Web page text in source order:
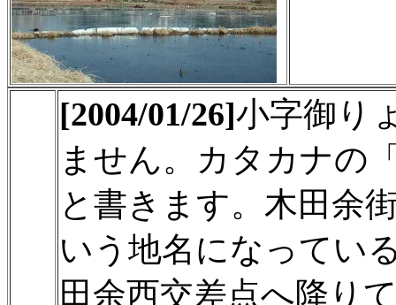
[2004/01/26]小字御り
ません。カタカナの
と書きます。木田余
いう地名になってい
田余西交差点へ降り